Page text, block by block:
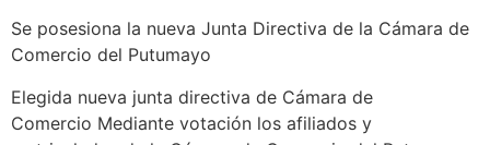
Se posesiona la nueva Junta Directiva de la Cámara de
Comercio del Putumayo
Elegida nueva junta directiva de Cámara de
Comercio Mediante votación los afiliados y